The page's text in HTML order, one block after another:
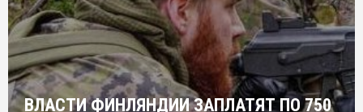
ВЛАСТИ ФИНЛЯНДИИ ЗАПЛАТЯТ ПО 750